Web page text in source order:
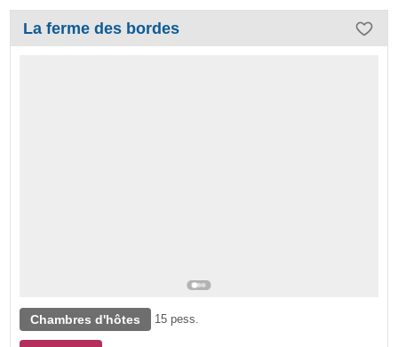
La ferme des bordes
Chambres d'hôtes 15 pess.